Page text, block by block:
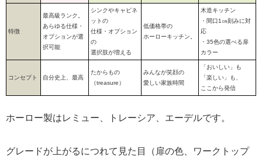
特徴
最高級ランク。
あらゆる仕様・
オプションが選
択可能
シンクやキャビネ
ットの
仕様・オプション
の
選択肢が増える
低価格帯の
ホーローキッチン。
木造キッチン
・間口1㎝刻みに対
応
・35色の選べる扉
カラー
コンセプト 自分史上、最高
たからもの
（treasure）
みんなが笑顔の
愛しい家族時間
「おいしい」も
「楽しい」も、
ここから発信
ホーロー製はレミュー、トレーシア、エーデルです。
グレードが上がるにつれて見た目（扉の色、ワークトップ